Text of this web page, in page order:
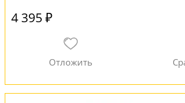
4 395 ₽